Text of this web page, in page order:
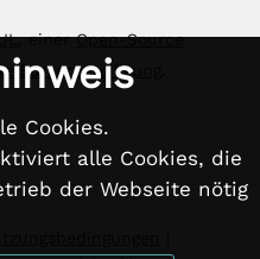
, einerOpen-Source
Bürgerbeteiligung
Cookies.
alle Cookies, die
der Webseite nötig